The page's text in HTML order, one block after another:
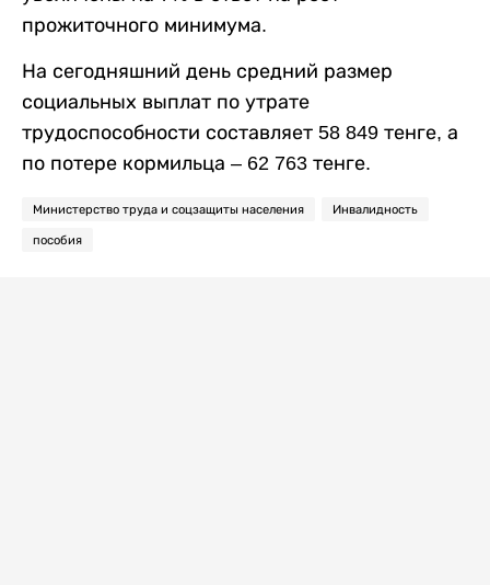
прожиточного минимума.
На сегодняшний день средний размер
социальных выплат по утрате
трудоспособности составляет 58 849 тенге, а
по потере кормильца – 62 763 тенге.
Министерство труда и соцзащиты населения Инвалидность
пособия